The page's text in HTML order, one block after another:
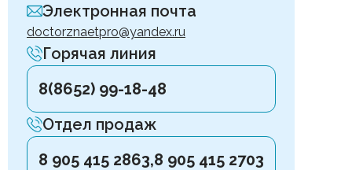
Электронная почта
doctorznaetpro@yandex.ru
Горячая линия
8(8652) 99-18-48
Отдел продаж
8 905 415 2863,8 905 415 2703